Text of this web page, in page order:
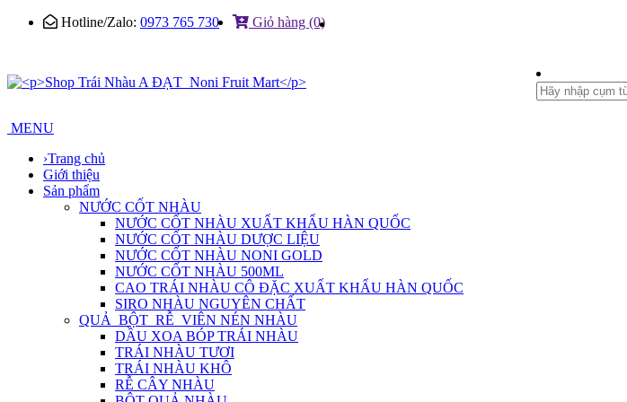
Hotline/Zalo: 0973 765 730 Giỏ hàng (0)
MENU
›Trang chủ
Giới thiệu
Sản phẩm
NƯỚC CỐT NHÀU
NƯỚC CỐT NHÀU XUẤT KHẨU HÀN QUỐC
NƯỚC CỐT NHÀU DƯỢC LIỆU
NƯỚC CỐT NHÀU NONI GOLD
NƯỚC CỐT NHÀU 500ML
CAO TRÁI NHÀU CÔ ĐẶC XUẤT KHẨU HÀN QUỐC
SIRO NHÀU NGUYÊN CHẤT
QUẢ_BỘT_RỄ_VIÊN NÉN NHÀU
DẦU XOA BÓP TRÁI NHÀU
TRÁI NHÀU TƯƠI
TRÁI NHÀU KHÔ
RỄ CÂY NHÀU